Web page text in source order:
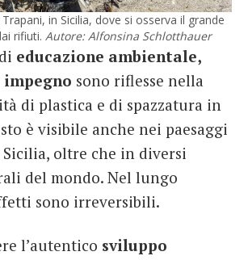
in Sicilia, dove si osserva il grande
rifiuti. Autore: Alfonsina Schlotthauer
educazione ambientale,
impegno sono riflesse nella
di plastica e di spazzatura in
è visibile anche nei paesaggi
oltre che in diversi
del mondo. Nel lungo
sono irreversibili.
l’autentico sviluppo